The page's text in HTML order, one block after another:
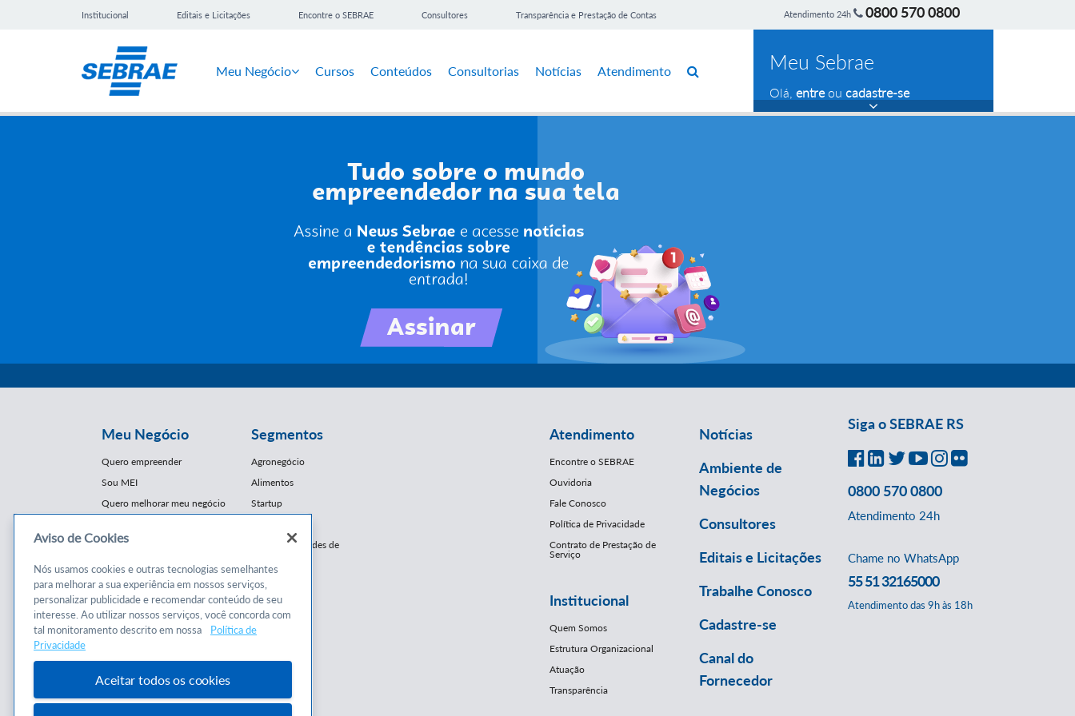
Institucional Editais e Licitações Encontre o SEBRAE Consultores Transparência e Prestação de Contas Atendimento 24h 0800 570 0800
Meu Negócio Cursos Conteúdos Consultorias Notícias Atendimento Meu Sebrae
Olá, entreou cadastre-se
Meu Negócio
Quero empreender
Sou MEI
Quero melhorar meu negócio
Cursos e
Conteúdos
Cursos
Consultorias
Programas
Segmentos
Agronegócio
Alimentos
Startup
Franquias / Redes de
Moda
Moveleiro
Saúde
Turismo
Mercopar
Atendimento
Encontre o SEBRAE
Ouvidoria
Fale Conosco
Política de Privacidade
Contrato de Prestação de
Serviço
Institucional
Quem Somos
Estrutura Organizacional
Atuação
Transparência
Notícias
Ambiente de
Negócios
Consultores
Editais e Licitações
Trabalhe Conosco
Cadastre-se
Canal do
Fornecedor
Siga o SEBRAE RS
0800 570 0800
Atendimento 24h
Chame no WhatsApp
55 51 32165000
Atendimento das 9h às 18h
Aviso de Cookies
Nós usamos cookies e outras tecnologias semelhantes
para melhorar a sua experiência em nossos serviços,
personalizar publicidade e recomendar conteúdo de seu
interesse. Ao utilizar nossos serviços, você concorda com
tal monitoramento descrito em nossa
Política de
Privacidade
Aceitar todos os cookies